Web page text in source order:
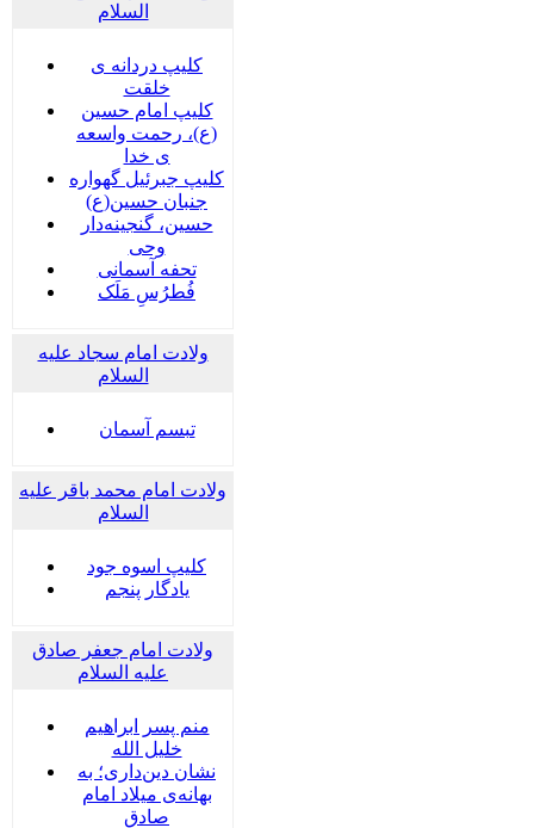
السلام
کلیپ دردانه ی
خلقت
کلیپ امام حسین
(ع)، رحمت واسعه
ی خدا
کلیپ جبرئیل گهواره
جنبان حسین(ع)
حسین، گنجینه‌دار
وحی
تحفه آسمانی
فُطرُسِ مَلَک
ولادت امام سجاد علیه
السلام
تبسم آسمان
ولادت امام محمد باقر علیه
السلام
کلیپ اسوه جود
یادگار پنجم
ولادت امام جعفر صادق
علیه السلام
منم پسر ابراهیم
خلیل الله
نشان دین‌داری؛ به
بهانه‌ی میلاد امام
صادق